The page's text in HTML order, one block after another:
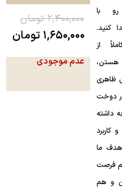
با
کنید.
از
هستن،
ظاهری
دوخت
داشته
کاربرد
هدف ما
هم فرصت
و هم
۲,۴۰۰,۰۰۰ تومان
۱,۶۵۰,۰۰۰ تومان
عدم موجودی